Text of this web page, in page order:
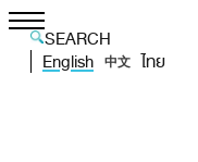
SEARCH
English
中文 ไทย